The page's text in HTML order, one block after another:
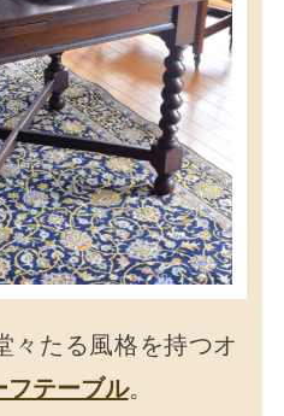
々たる風格を持つオ
フテーブル。